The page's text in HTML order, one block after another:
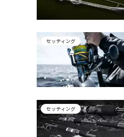
セッティング
セッティング